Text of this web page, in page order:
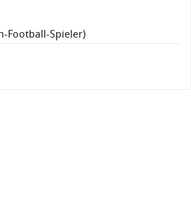
Football-Spieler)